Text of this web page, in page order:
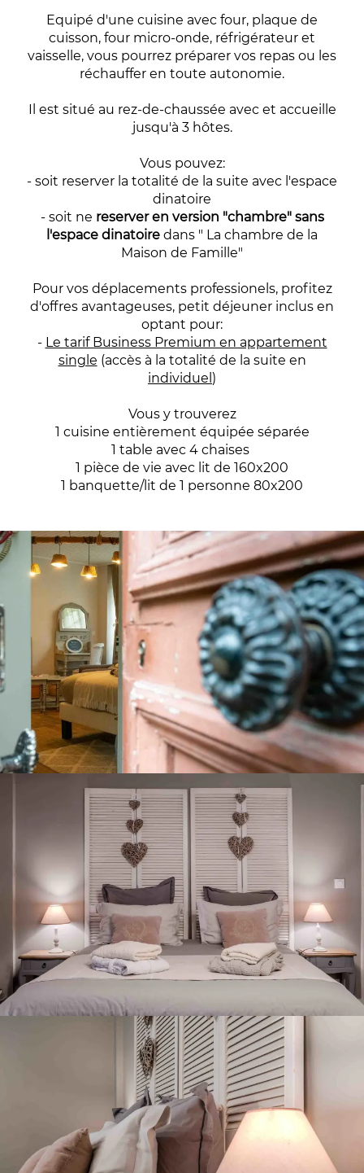
Equipé d'une cuisine avec four, plaque de
cuisson, four micro-onde, réfrigérateur et
vaisselle, vous pourrez préparer vos repas ou les
réchauffer en toute autonomie.
Il est situé au rez-de-chaussée avec et accueille
jusqu'à 3 hôtes.
Vous pouvez:
- soit reserver la totalité de la suite avec l'espace
dinatoire
- soit ne reserver en version "chambre" sans
l'espace dinatoire dans " La chambre de la
Maison de Famille"
Pour vos déplacements professionels, profitez
d'offres avantageuses, petit déjeuner inclus en
optant pour:
- Le tarif Business Premium en appartement
single (accès à la totalité de la suite en
individuel )
Vous y trouverez
1 cuisine entièrement équipée séparée
1 table avec 4 chaises
1 pièce de vie avec lit de 160x200
1 banquette/lit de 1 personne 80x200